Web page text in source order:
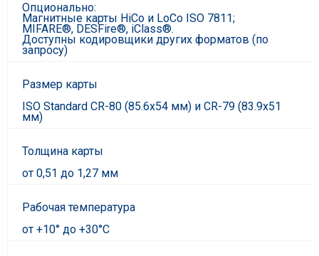
Опционально:
Магнитные карты HiCo и LoCo ISO 7811;
MIFARE®, DESFire®, iClass®.
Доступны кодировщики других форматов (по
запросу)
Размер карты
ISO Standard CR-80 (85.6x54 мм) и CR-79 (83.9x51
мм)
Толщина карты
от 0,51 до 1,27 мм
Рабочая температура
от +10° до +30°С